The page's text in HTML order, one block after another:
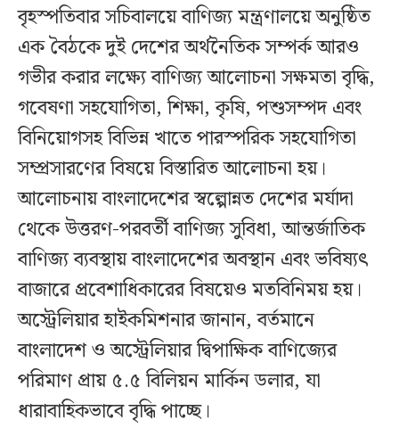
বৃহস্পতিবার সচিবালয়ে বাণিজ্য মন্ত্রণালয়ে অনুষ্ঠিত
এক বৈঠকে দুই দেশের অর্থনৈতিক সম্পর্ক আরও
গভীর করার লক্ষ্যে বাণিজ্য আলোচনা সক্ষমতা বৃদ্ধি,
গবেষণা সহযোগিতা, শিক্ষা, কৃষি, পশুসম্পদ এবং
বিনিয়োগসহ বিভিন্ন খাতে পারস্পরিক সহযোগিতা
সম্প্রসারণের বিষয়ে বিস্তারিত আলোচনা হয়।
আলোচনায় বাংলাদেশের স্বল্পোন্নত দেশের মর্যাদা
থেকে উত্তরণ-পরবর্তী বাণিজ্য সুবিধা, আন্তর্জাতিক
বাণিজ্য ব্যবস্থায় বাংলাদেশের অবস্থান এবং ভবিষ্যৎ
বাজারে প্রবেশাধিকারের বিষয়েও মতবিনিময় হয়।
অস্ট্রেলিয়ার হাইকমিশনার জানান, বর্তমানে
বাংলাদেশ ও অস্ট্রেলিয়ার দ্বিপাক্ষিক বাণিজ্যের
পরিমাণ প্রায় ৫.৫ বিলিয়ন মার্কিন ডলার, যা
ধারাবাহিকভাবে বৃদ্ধি পাচ্ছে।